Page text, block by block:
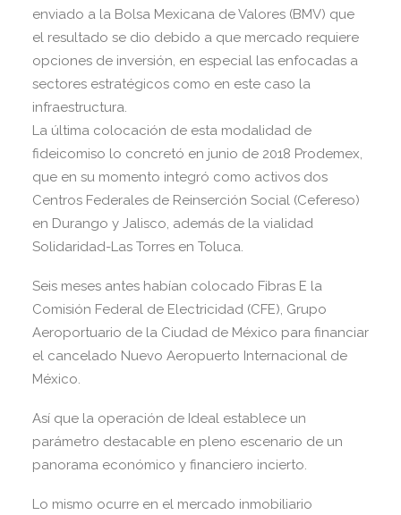
enviado a la Bolsa Mexicana de Valores (BMV) que
el resultado se dio debido a que mercado requiere
opciones de inversión, en especial las enfocadas a
sectores estratégicos como en este caso la
infraestructura.
La última colocación de esta modalidad de
fideicomiso lo concretó en junio de 2018 Prodemex,
que en su momento integró como activos dos
Centros Federales de Reinserción Social (Cefereso)
en Durango y Jalisco, además de la vialidad
Solidaridad-Las Torres en Toluca.
Seis meses antes habían colocado Fibras E la
Comisión Federal de Electricidad (CFE), Grupo
Aeroportuario de la Ciudad de México para financiar
el cancelado Nuevo Aeropuerto Internacional de
México.
Así que la operación de Ideal establece un
parámetro destacable en pleno escenario de un
panorama económico y financiero incierto.
Lo mismo ocurre en el mercado inmobiliario